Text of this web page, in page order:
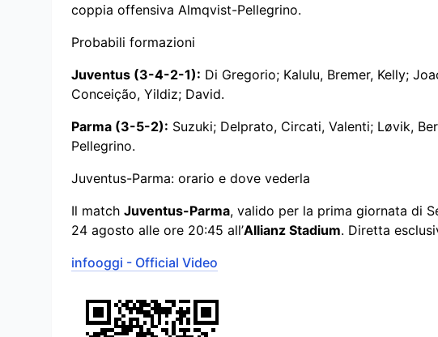
coppia offensiva Almqvist-Pellegrino.
Probabili formazioni
Juventus (3-4-2-1): Di Gregorio; Kalulu, Bremer, Kelly;
Conceição, Yildiz; David.
Parma (3-5-2): Suzuki; Delprato, Circati, Valenti; Løvik,
Pellegrino.
Juventus-Parma: orario e dove vederla
Il match Juventus-Parma, valido per la prima giornata di
24 agosto alle ore 20:45 all’Allianz Stadium. Diretta
infooggi - Official Video